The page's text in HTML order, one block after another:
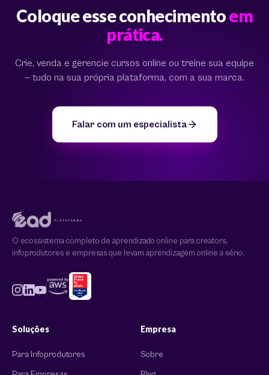
Coloque esse conhecimentoem
prática.
Crie, venda e gerencie cursos online ou treine sua equipe
— tudo na sua própria plataforma, com a sua marca.
Falar com um especialista
O ecossistema completo de aprendizado online para creators,
infoprodutores e empresas que levam aprendizagem online a sério.
Soluções
Para Infoprodutores
Empresa
Sobre